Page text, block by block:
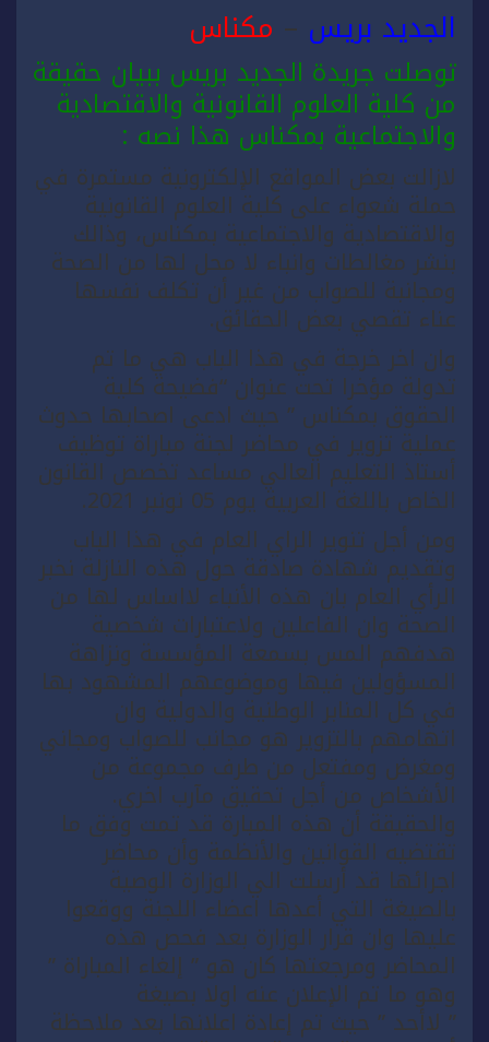
الجديد بريس – مكناس
توصلت جريدة الجديد بريس ببيان حقيقة
من كلية العلوم القانونية والاقتصادية
والاجتماعية بمكناس هذا نصه :
لازالت بعض المواقع الإلكترونية مستمرة في
حملة شعواء على كلية العلوم القانونية
والاقتصادية والاجتماعية بمكناس، وذالك
بنشر مغالطات وانباء لا محل لها من الصحة
ومجانبة للصواب من غير أن تكلف نفسها
عناء تقصي بعض الحقائق.
وان اخر خرجة في هذا الباب هي ما تم
تدولة مؤخرا تحت عنوان “فضيحة كلية
الحقوق بمكناس ” حيث ادعى اصحابها حدوث
عملية تزوير في محاضر لجنة مباراة توظيف
أستاذ التعليم العالي مساعد تخصص القانون
الخاص باللغة العربية يوم 05 نونبر 2021.
ومن أجل تنوير الراي العام في هذا الباب
وتقديم شهادة صادقة حول هذه النازلة نخبر
الرأي العام بان هذه الأنباء لااساس لها من
الصحة وان الفاعلين ولاعتبارات شخصية
هدفهم المس بسمعة المؤسسة ونزاهة
المسؤولين فيها وموضوعهم المشهود بها
في كل المنابر الوطنية والدولية وان
اتهامهم بالتزوير هو مجانب للصواب ومجاني
ومغرض ومفتعل من طرف مجموعة من
الأشخاص من أجل تحقيق مآرب اخري.
والحقيقة أن هذه المبارة قد تمت وفق ما
تقتضيه القوانين والأنظمة وأن محاضر
اجرائها قد أرسلت الي الوزارة الوصية
بالصيغة التي أعدها اعضاء اللجنة ووقعوا
عليها وان قرار الوزارة بعد فحص هذه
المحاضر ومرجعتها كان هو ” إلغاء المباراة ”
وهو ما تم الإعلان عنه اولا بصيغة
” لاأحد ” حيث تم إعادة اعلانها بعد ملاحظة